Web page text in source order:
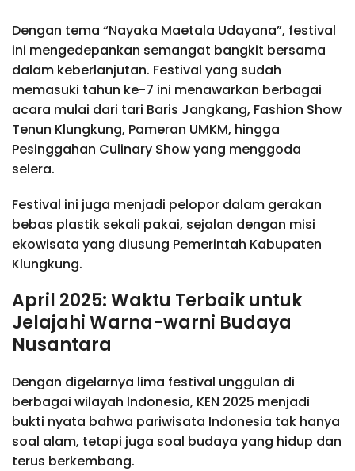
Dengan tema “Nayaka Maetala Udayana”, festival
ini mengedepankan semangat bangkit bersama
dalam keberlanjutan. Festival yang sudah
memasuki tahun ke-7 ini menawarkan berbagai
acara mulai dari tari Baris Jangkang, Fashion Show
Tenun Klungkung, Pameran UMKM, hingga
Pesinggahan Culinary Show yang menggoda
selera.
Festival ini juga menjadi pelopor dalam gerakan
bebas plastik sekali pakai, sejalan dengan misi
ekowisata yang diusung Pemerintah Kabupaten
Klungkung.
April 2025: Waktu Terbaik untuk
Jelajahi Warna-warni Budaya
Nusantara
Dengan digelarnya lima festival unggulan di
berbagai wilayah Indonesia, KEN 2025 menjadi
bukti nyata bahwa pariwisata Indonesia tak hanya
soal alam, tetapi juga soal budaya yang hidup dan
terus berkembang.